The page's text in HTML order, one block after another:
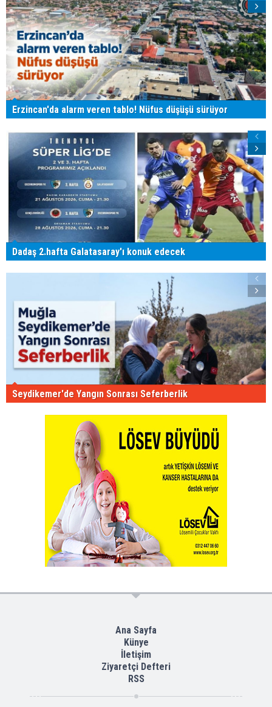
Erzincan'da alarm veren tablo! Nüfus düşüşü sürüyor
Dadaş 2.hafta Galatasaray'ı konuk edecek
Seydikemer'de Yangın Sonrası Seferberlik
Ana Sayfa
Künye
İletişim
Ziyaretçi Defteri
RSS